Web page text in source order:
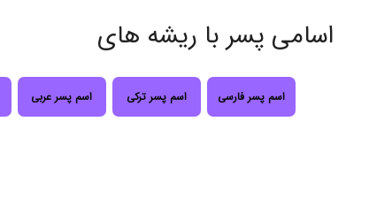
اسامی پسر با ریشه های
اسم پسر فارسی اسم پسر ترکی اسم پسر عربی